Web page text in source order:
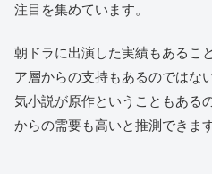
注目を集めています。
朝ドラに出演した実績もあるこ
ア層からの支持もあるのではな
気小説が原作ということもある
からの需要も高いと推測できます